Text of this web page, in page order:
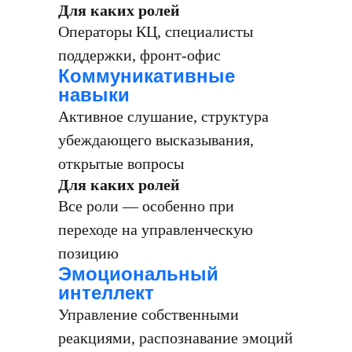
Для каких ролей
Операторы КЦ, специалисты
поддержки, фронт-офис
Коммуникативные
навыки
Активное слушание, структура
убеждающего высказывания,
открытые вопросы
Для каких ролей
Все роли — особенно при
переходе на управленческую
позицию
Эмоциональный
интеллект
Управление собственными
реакциями, распознавание эмоций